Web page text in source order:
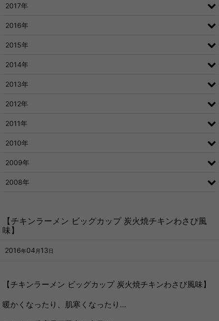
【チキンラーメン ビッグカップ 炭火焼チキンわさび風
味】
2016年04 月 13 日
【チキンラーメン ビッグカップ 炭火焼チキンわさび風味】
暖かくなったり、肌寒くなったり…
2017年
2016年
2015年
2014年
2013年
2012年
2011年
2010年
2009年
2008年